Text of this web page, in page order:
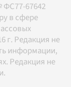
ФС77-67642
в сфере
г. Редакция не
информации,
Редакция не